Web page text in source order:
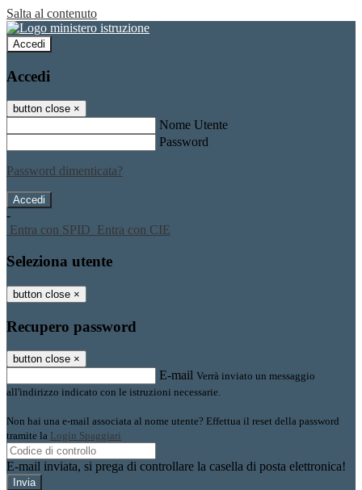
Salta al contenuto
Accedi
Accedi
button close ×
Nome Utente
Password
Password dimenticata?
-
Entra con SPID Entra con CIE
Seleziona utente
button close ×
Recupero password
button close ×
E-mail Verrà inviato un messaggio
all'indirizzo indicato con le istruzioni necessarie.
Non hai una e-mail associata al nome utente? Effettua il reset della password
tramite la Login Spaggiari
E-mail inviata, si prega di controllare la casella di posta elettronica!